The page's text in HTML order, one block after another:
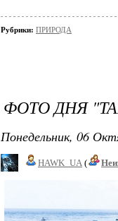
Рубрики: ПРИРОДА
ФОТО ДНЯ
Понедельник, 06
HAWK_UA (